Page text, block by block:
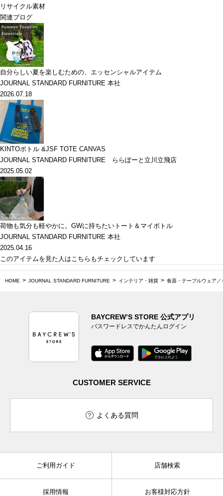
リサイクル素材
関連ブログ
自分らしい夏を楽しむための、エッセンシャルアイテム
JOURNAL STANDARD FURNITURE 本社
2026.07.18
KINTOボトル &JSF TOTE CANVAS
JOURNAL STANDARD FURNITURE ららぽーと立川立飛店
2025.05.02
荷物も気分も軽やかに。GWに持ちたいトート＆マイボトル
JOURNAL STANDARD FURNITURE 本社
2025.04.16
このアイテムを見た人はこちらもチェックしています
HOME JOURNAL STANDARD FURNITURE インテリア・雑貨 食器・テーブルウェア／
BAYCREW’S STORE 公式アプリ
パスワードレスでかんたんログイン
CUSTOMER SERVICE
よくある質問
ご利用ガイド 店舗検索
採用情報 お客様対応方針